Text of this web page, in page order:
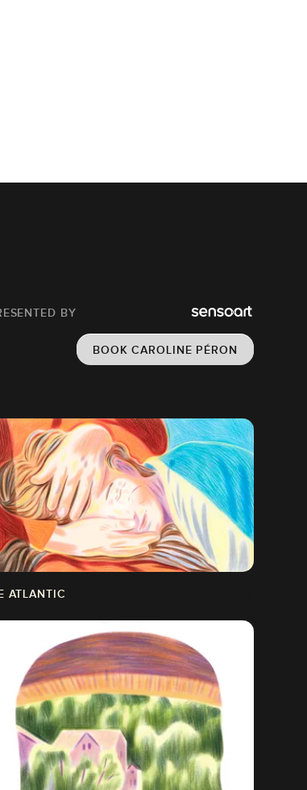
BY
BOOK CAROLINE PÉRON
ATLANTIC